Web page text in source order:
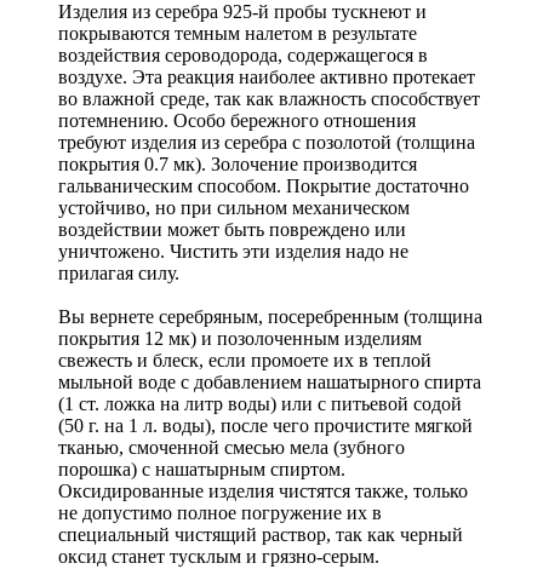
Изделия из серебра 925-й пробы тускнеют и
покрываются темным налетом в результате
воздействия сероводорода, содержащегося в
воздухе. Эта реакция наиболее активно протекает
во влажной среде, так как влажность способствует
потемнению. Особо бережного отношения
требуют изделия из серебра с позолотой (толщина
покрытия 0.7 мк). Золочение производится
гальваническим способом. Покрытие достаточно
устойчиво, но при сильном механическом
воздействии может быть повреждено или
уничтожено. Чистить эти изделия надо не
прилагая силу.
Вы вернете серебряным, посеребренным (толщина
покрытия 12 мк) и позолоченным изделиям
свежесть и блеск, если промоете их в теплой
мыльной воде с добавлением нашатырного спирта
(1 ст. ложка на литр воды) или с питьевой содой
(50 г. на 1 л. воды), после чего прочистите мягкой
тканью, смоченной смесью мела (зубного
порошка) с нашатырным спиртом.
Оксидированные изделия чистятся также, только
не допустимо полное погружение их в
специальный чистящий раствор, так как черный
оксид станет тусклым и грязно-серым.